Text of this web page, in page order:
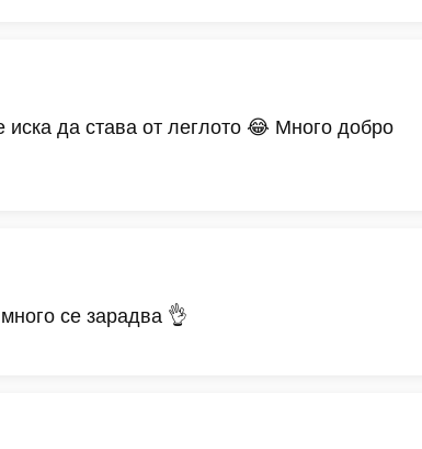
да става от леглото 😂 Много добро
се зарадва 👌